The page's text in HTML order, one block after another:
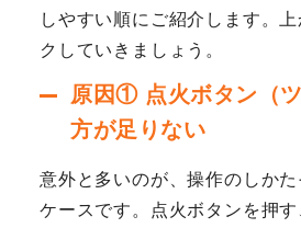
しやすい順にご紹介します。
クしていきましょう。
原因① 点火ボタン（
方が足りない
意外と多いのが、操作のしか
ケースです。点火ボタンを押す